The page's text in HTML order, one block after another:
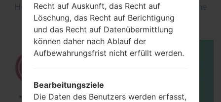
How to Flash Stock Firmware on LG Smartphone
using LG UP?
Recht auf Auskunft, das Recht auf
Löschung, das Recht auf Berichtigung
und das Recht auf Datenübermittlung
können daher nach Ablauf der
Aufbewahrungsfrist nicht erfüllt werden.
Bearbeitungsziele
Die Daten des Benutzers werden erfasst,